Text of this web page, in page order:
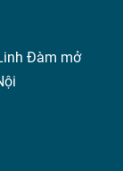
Đàm mở